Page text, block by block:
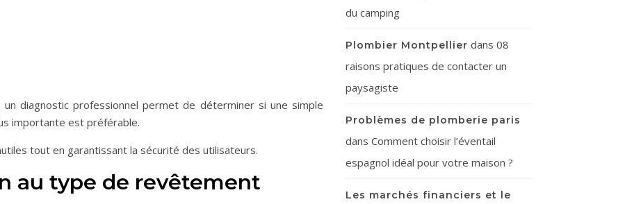
diagnostic professionnel permet de déterminer si une simple
importante est préférable.
tout en garantissant la sécurité des utilisateurs.
au type de revêtement
du camping
Plombier Montpellier dans 08
raisons pratiques de contacter un
paysagiste
Problèmes de plomberie paris
dans Comment choisir l’éventail
espagnol idéal pour votre maison ?
Les marchés financiers et le